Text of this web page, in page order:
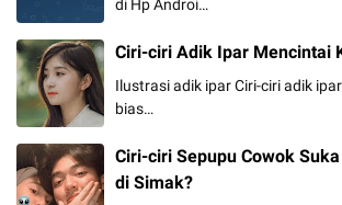
di Hp Androi…
Ciri-ciri Adik Ipar Mencintai
Ilustrasi adik ipar Ciri-ciri adik
bias…
Ciri-ciri Sepupu Cowok
di Simak?